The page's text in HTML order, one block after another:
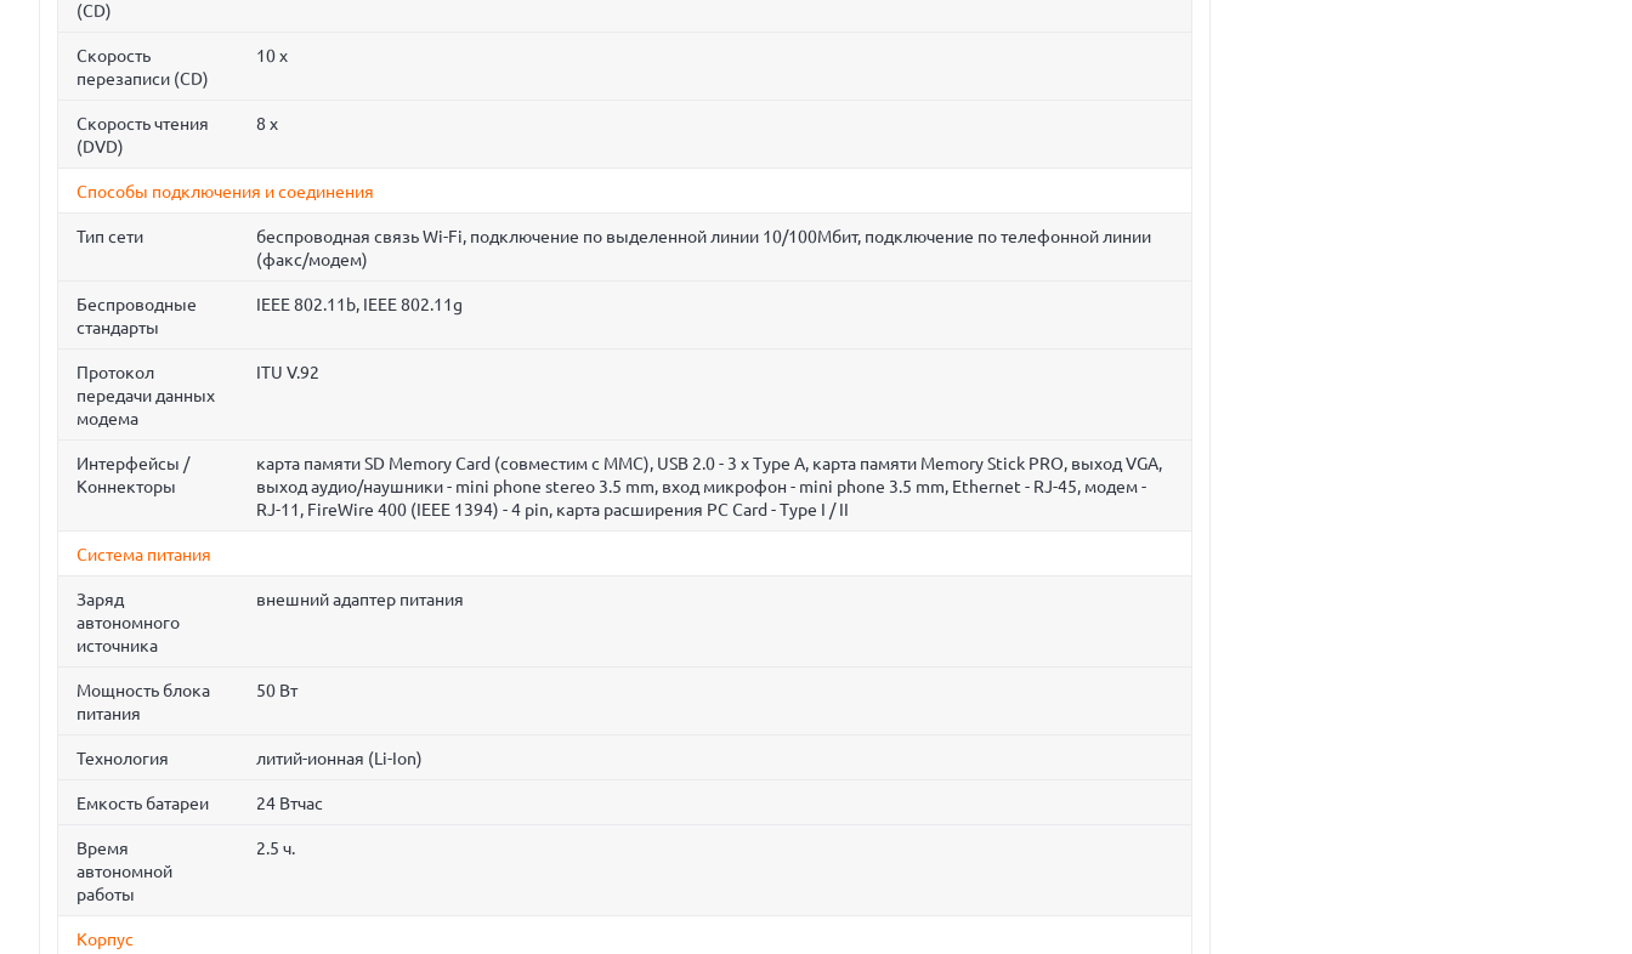
(CD)
Скорость
перезаписи (CD)
10 x
Скорость чтения
(DVD)
8 x
Способы подключения и соединения
Тип сети
беспроводная связь Wi-Fi, подключение по выделенной линии 10/100Мбит, подключение по телефонной линии
(факс/модем)
Беспроводные
стандарты
IEEE 802.11b, IEEE 802.11g
Протокол
передачи данных
модема
ITU V.92
Интерфейсы /
Коннекторы
карта памяти SD Memory Card (совместим с MMC), USB 2.0 - 3 x Type A, карта памяти Memory Stick PRO, выход VGA,
выход аудио/наушники - mini phone stereo 3.5 mm, вход микрофон - mini phone 3.5 mm, Ethernet - RJ-45, модем -
RJ-11, FireWire 400 (IEEE 1394) - 4 pin, карта расширения PC Card - Type I / II
Система питания
Заряд
автономного
источника
внешний адаптер питания
Мощность блока
питания
50 Вт
Технология литий-ионная (Li-Ion)
Емкость батареи 24 Втчас
Время
автономной
работы
2.5 ч.
Корпус